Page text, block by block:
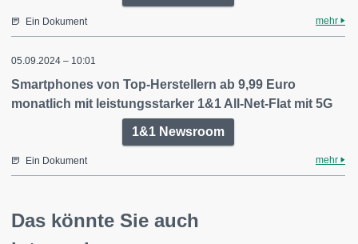
Ein Dokument mehr
05.09.2024 – 10:01
Smartphones von Top-Herstellern ab 9,99 Euro
monatlich mit leistungsstarker 1&1 All-Net-Flat mit 5G
1&1 Newsroom
Ein Dokument mehr
Das könnte Sie auch